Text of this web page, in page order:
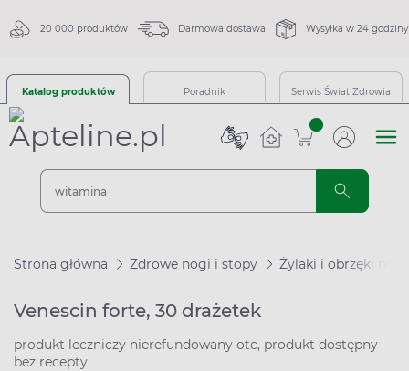
20 000 produktów Darmowa dostawa Wysyłka w 24 godziny
Katalog produktów Poradnik Serwis Świat Zdrowia
sztuk
Strona główna Zdrowe nogi i stopy Żylaki i obrzęki nóg
Venescin forte, 30 drażetek
produkt leczniczy nierefundowany otc, produkt dostępny
bez recepty